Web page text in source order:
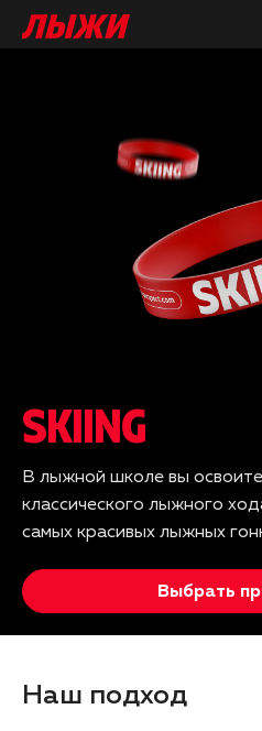
SKIING
В лыжной школе вы освоите
классического лыжного
самых красивых лыжных
Выбрать
Наш подход